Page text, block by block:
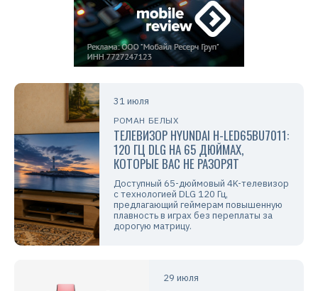
31 июля
РОМАН БЕЛЫХ
ТЕЛЕВИЗОР HYUNDAI H-LED65BU7011:
120 ГЦ DLG НА 65 ДЮЙМАХ,
КОТОРЫЕ ВАС НЕ РАЗОРЯТ
Доступный 65-дюймовый 4K-телевизор
с технологией DLG 120 Гц,
предлагающий геймерам повышенную
плавность в играх без переплаты за
дорогую матрицу.
29 июля